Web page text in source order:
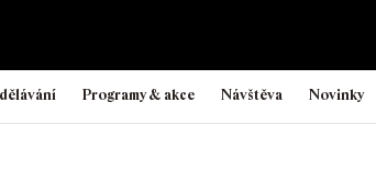
Programy & akce Návštěva Novinky